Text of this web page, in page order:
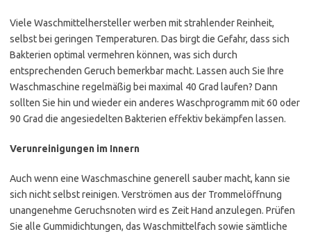
Viele Waschmittelhersteller werben mit strahlender Reinheit,
selbst bei geringen Temperaturen. Das birgt die Gefahr, dass sich
Bakterien optimal vermehren können, was sich durch
entsprechenden Geruch bemerkbar macht. Lassen auch Sie Ihre
Waschmaschine regelmäßig bei maximal 40 Grad laufen? Dann
sollten Sie hin und wieder ein anderes Waschprogramm mit 60 oder
90 Grad die angesiedelten Bakterien effektiv bekämpfen lassen.
Verunreinigungen im Innern
Auch wenn eine Waschmaschine generell sauber macht, kann sie
sich nicht selbst reinigen. Verströmen aus der Trommelöffnung
unangenehme Geruchsnoten wird es Zeit Hand anzulegen. Prüfen
Sie alle Gummidichtungen, das Waschmittelfach sowie sämtliche